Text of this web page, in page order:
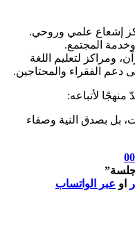
لتكون مركز إشعاع علمي وروحي.
وخدمة المجتمع.
ومراكز لتعليم اللغة
دعم الفقراء والمحتاجين.
لأتباعه:
بل بصدق النية وصفاء
او عبر الواتساب